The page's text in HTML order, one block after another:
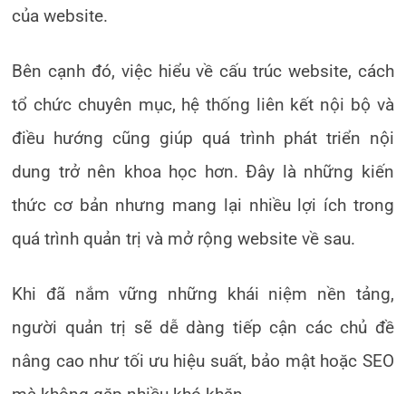
của website.
Bên cạnh đó, việc hiểu về cấu trúc website, cách
tổ chức chuyên mục, hệ thống liên kết nội bộ và
điều hướng cũng giúp quá trình phát triển nội
dung trở nên khoa học hơn. Đây là những kiến
thức cơ bản nhưng mang lại nhiều lợi ích trong
quá trình quản trị và mở rộng website về sau.
Khi đã nắm vững những khái niệm nền tảng,
người quản trị sẽ dễ dàng tiếp cận các chủ đề
nâng cao như tối ưu hiệu suất, bảo mật hoặc SEO